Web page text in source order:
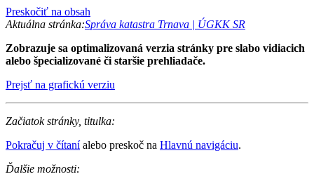
Preskočiť na obsah
Aktuálna stránka:Správa katastra Trnava | ÚGKK SR
Zobrazuje sa optimalizovaná verzia stránky pre slabo vidiacich
alebo špecializované či staršie prehliadače.
Prejsť na grafickú verziu
Začiatok stránky, titulka:
Pokračuj v čítaníalebo preskoč na Hlavnú navigáciu.
Ďalšie možnosti: